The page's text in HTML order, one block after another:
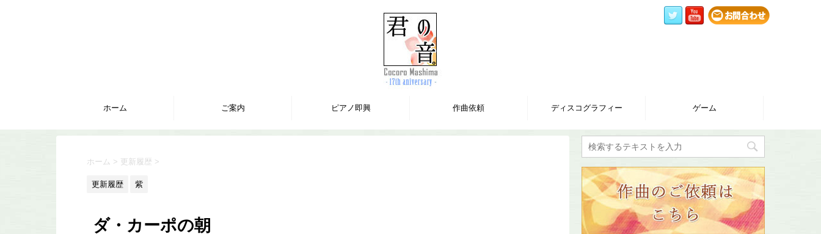
ホーム ご案内 ピアノ即興 作曲依頼 ディスコグラフィー ゲーム
ホーム > 更新履歴 >
更新履歴 紫
ダ・カーポの朝